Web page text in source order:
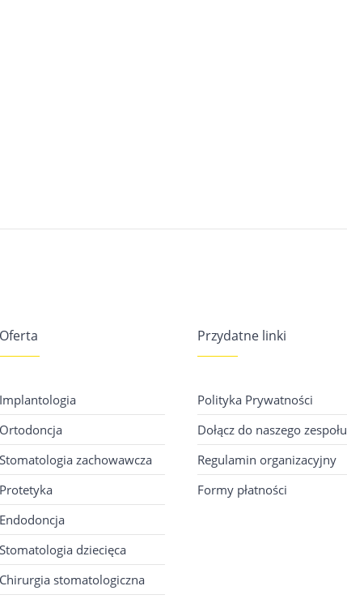
Oferta
Implantologia
Ortodoncja
Stomatologia zachowawcza
Protetyka
Endodoncja
Stomatologia dziecięca
Chirurgia stomatologiczna
Przydatne linki
Polityka Prywatności
Dołącz do naszego zespołu
Regulamin organizacyjny
Formy płatności